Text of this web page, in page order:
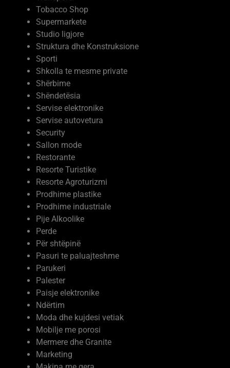
Tobacco Shop
Supermarkete
Studio ligjore
Struktura dhe Konstruksione
Sporti
Shkolla te mesme private
Shërbime
Shëndetësia
Servise elektronike
Servise autovetura
Security
Sallon mode
Restorante
Resorte Turistike
Resorte Agroturizmi
Prodhime plastike
Prodhime industriale
Pije Alkoolike
Perde
Për shtëpinë
Pasuri te paluajteshme
Parukeri
Palester
Paisje elektronike
Ndërtim
Moda dhe kujdesi vetiak
Mobilje me porosi
Mermere dhe Granite
Marketing